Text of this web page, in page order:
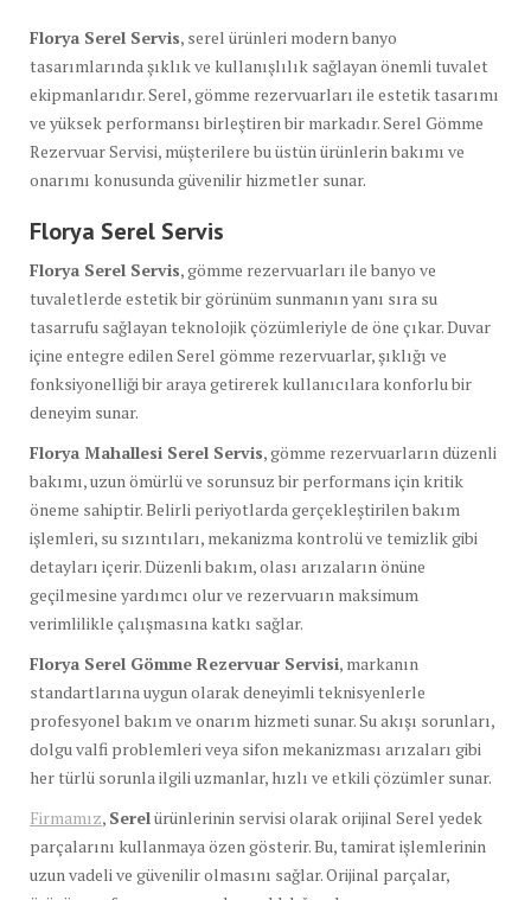
Florya Serel Servis, serel ürünleri modern banyo
tasarımlarında şıklık ve kullanışlılık sağlayan önemli tuvalet
ekipmanlarıdır. Serel, gömme rezervuarları ile estetik tasarımı
ve yüksek performansı birleştiren bir markadır. Serel Gömme
Rezervuar Servisi, müşterilere bu üstün ürünlerin bakımı ve
onarımı konusunda güvenilir hizmetler sunar.
Florya Serel Servis
Florya Serel Servis, gömme rezervuarları ile banyo ve
tuvaletlerde estetik bir görünüm sunmanın yanı sıra su
tasarrufu sağlayan teknolojik çözümleriyle de öne çıkar. Duvar
içine entegre edilen Serel gömme rezervuarlar, şıklığı ve
fonksiyonelliği bir araya getirerek kullanıcılara konforlu bir
deneyim sunar.
Florya Mahallesi Serel Servis, gömme rezervuarların düzenli
bakımı, uzun ömürlü ve sorunsuz bir performans için kritik
öneme sahiptir. Belirli periyotlarda gerçekleştirilen bakım
işlemleri, su sızıntıları, mekanizma kontrolü ve temizlik gibi
detayları içerir. Düzenli bakım, olası arızaların önüne
geçilmesine yardımcı olur ve rezervuarın maksimum
verimlilikle çalışmasına katkı sağlar.
Florya Serel Gömme Rezervuar Servisi, markanın
standartlarına uygun olarak deneyimli teknisyenlerle
profesyonel bakım ve onarım hizmeti sunar. Su akışı sorunları,
dolgu valfi problemleri veya sifon mekanizması arızaları gibi
her türlü sorunla ilgili uzmanlar, hızlı ve etkili çözümler sunar.
Firmamız, Serelürünlerinin servisi olarak orijinal Serel yedek
parçalarını kullanmaya özen gösterir. Bu, tamirat işlemlerinin
uzun vadeli ve güvenilir olmasını sağlar. Orijinal parçalar,